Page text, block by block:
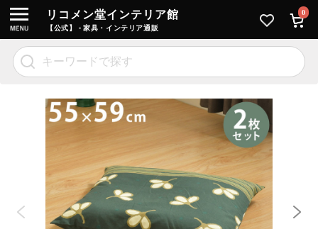
リコメン堂インテリア館
【公式】 - 家具・インテリア通販
0